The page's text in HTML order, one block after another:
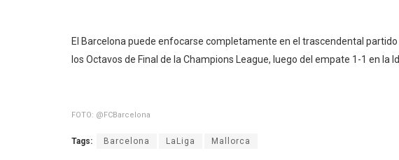
El Barcelona puede enfocarse completamente en el trascendental
los Octavos de Final de la Champions League, luego del empate 1-1 en la
FOTO: @FCBarcelona
Tags: Barcelona LaLiga Mallorca